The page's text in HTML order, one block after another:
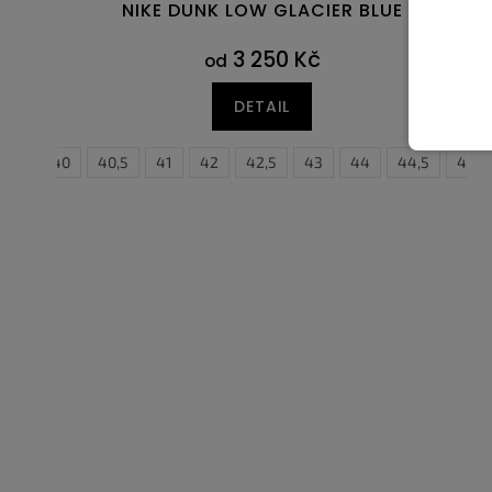
NIKE DUNK LOW GLACIER BLUE
od 3 250 Kč
DETAIL
40 40,5 41 42 42,5 43 44 44,5 45
35,5 36 36,5 37,5